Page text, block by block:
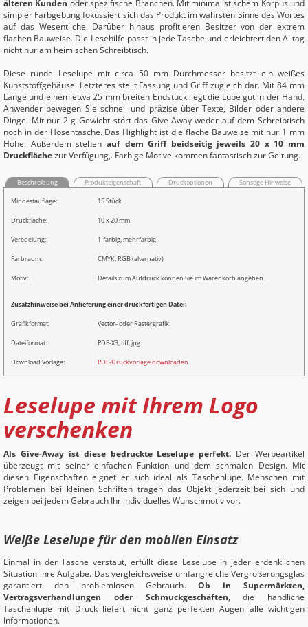
älteren Kunden oder spezifische Branchen. Mit minimalistischem Korpus und
simpler Farbgebung fokussiert sich das Produkt im wahrsten Sinne des Wortes
auf das Wesentliche. Darüber hinaus profitieren Besitzer von der extrem
flachen Bauweise. Die Lesehilfe passt in jede Tasche und erleichtert den Alltag
nicht nur am heimischen Schreibtisch.
Diese runde Leselupe mit circa 50 mm Durchmesser besitzt ein weißes
Kunststoffgehäuse. Letzteres stellt Fassung und Griff zugleich dar. Mit 84 mm
Länge und einem etwa 25 mm breiten Endstück liegt die Lupe gut in der Hand.
Anwender bewegen Sie schnell und präzise über Texte, Bilder oder andere
Dinge. Mit nur 2 g Gewicht stört das Give-Away weder auf dem Schreibtisch
noch in der Hosentasche. Das Highlight ist die flache Bauweise mit nur 1 mm
Höhe. Außerdem stehen auf dem Griff beidseitig jeweils 20 x 10 mm
Druckflächezur Verfügung,. Farbige Motive kommen fantastisch zur Geltung.
Beschreibung Produkteigenschaft Druckoptionen Sonstige Hinweise
Mindestauflage: 15 Stück
Druckfläche: 10 x 20 mm
Veredelung: 1-farbig, mehrfarbig
Farbraum: CMYK, RGB (alternativ)
Motiv: Details zum Aufdruck können Sie im Warenkorb angeben.
Zusatzhinweise bei Anlieferung einer druckfertigen Datei:
Grafikformat: Vector- oder Rastergrafik.
Dateiformat: PDF-X3, tiff, jpg.
Download Vorlage: PDF-Druckvorlage downloaden
Leselupe mit Ihrem Logo
verschenken
Als Give-Away ist diese bedruckte Leselupe perfekt. Der Werbeartikel
überzeugt mit seiner einfachen Funktion und dem schmalen Design. Mit
diesen Eigenschaften eignet er sich ideal als Taschenlupe. Menschen mit
Problemen bei kleinen Schriften tragen das Objekt jederzeit bei sich und
zeigen bei jedem Gebrauch Ihr individuelles Wunschmotiv vor.
Weiße Leselupe für den mobilen Einsatz
Einmal in der Tasche verstaut, erfüllt diese Leselupe in jeder erdenklichen
Situation ihre Aufgabe. Das vergleichsweise umfangreiche Vergrößerungsglas
garantiert den problemlosen Gebrauch.Ob in Supermärkten,
Vertragsverhandlungen oder Schmuckgeschäften, die handliche
Taschenlupe mit Druck liefert nicht ganz perfekten Augen alle wichtigen
Informationen.